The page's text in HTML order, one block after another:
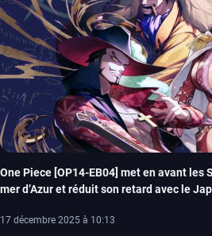
One Piece [OP14-EB04] met en avant les
mer d’Azur et réduit son retard avec le
17 décembre 2025 à 10:13